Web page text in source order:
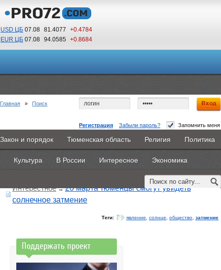
USD ЦБ 07.08 81.4077
+0.4784
EUR ЦБ 07.08 94.0585 +0.8684
22 43
По Гринвичу (GMT +5)
Регистрация Забыли пароль? Запомнить меня
Главная Новости Объявления КНИГИ ВестиNet
Каталоги 9PS Прочее
Закон и порядок Тюменская область Религия Политика
Культура В России Интересное Экономика
Главная » Поиск
Поиск по тегу: «затмение», искать по другому тегу
Найдено 1 материал
Интерестное→20 марта тюменцы смогут увидеть
солнечное затмение
Теги: явление солнце общество затмение
Поддержать проект